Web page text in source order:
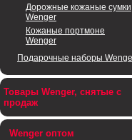
Дорожные кожаные сумки
Wenger
Кожаные портмоне
Wenger
Подарочные наборы
Товары Wenger, снятые с
продаж
Wenger оптом